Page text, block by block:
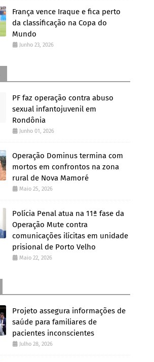
França vence Iraque e fica perto
da classificação na Copa do
Mundo
Junho 23, 2026
PF faz operação contra abuso
sexual infantojuvenil em
Rondônia
Junho 01, 2026
Operação Dominus termina com
mortos em confrontos na zona
rural de Nova Mamoré
Maio 25, 2026
Polícia Penal atua na 11ª fase da
Operação Mute contra
comunicações ilícitas em unidade
prisional de Porto Velho
Maio 22, 2026
Projeto assegura informações de
saúde para familiares de
pacientes inconscientes
Julho 28, 2026